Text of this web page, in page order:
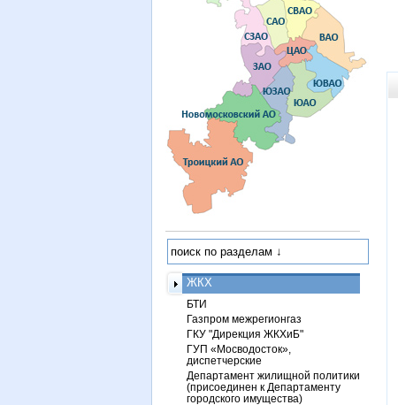
ЖКХ
БТИ
Газпром межрегионгаз
ГКУ "Дирекция ЖКХиБ"
ГУП «Мосводосток»,
диспетчерские
Департамент жилищной политики
(присоединен к Департаменту
городского имущества)